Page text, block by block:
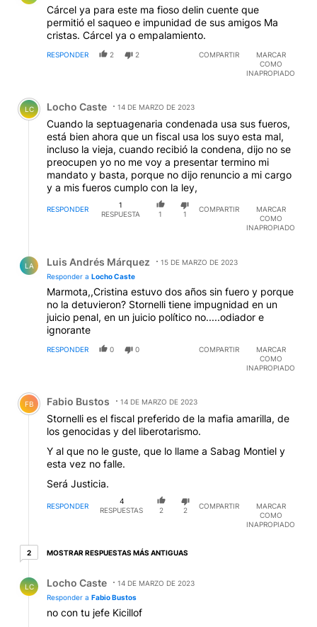
Cárcel ya para este ma fioso delin cuente que
permitió el saqueo e impunidad de sus amigos Ma
cristas. Cárcel ya o empalamiento.
RESPONDER 2 2 COMPARTIR
MARCAR
COMO
INAPROPIADO
Comentario de Locho Caste.
LC Locho Caste 14 DE MARZO DE 2023
Cuando la septuagenaria condenada usa sus fueros,
está bien ahora que un fiscal usa los suyo esta mal,
incluso la vieja, cuando recibió la condena, dijo no se
preocupen yo no me voy a presentar termino mi
mandato y basta, porque no dijo renuncio a mi cargo
y a mis fueros cumplo con la ley,
RESPONDER
1
RESPUESTA
1 1
COMPARTIR
MARCAR
COMO
INAPROPIADO
LA Luis Andrés Márquez
15 DE MARZO DE 2023
Responder a Locho Caste
Marmota,,Cristina estuvo dos años sin fuero y porque
no la detuvieron? Stornelli tiene impugnidad en un
juicio penal, en un juicio político no.....odiador e
ignorante
RESPONDER 0 0 COMPARTIR
MARCAR
COMO
INAPROPIADO
Comentario de Fabio Bustos.
FB Fabio Bustos 14 DE MARZO DE 2023
Stornelli es el fiscal preferido de la mafia amarilla, de
los genocidas y del liberotarismo.
Y al que no le guste, que lo llame a Sabag Montiel y
esta vez no falle.
Será Justicia.
RESPONDER
4
RESPUESTAS
2 2
COMPARTIR
MARCAR
COMO
INAPROPIADO
22 respuestas más antiguas
MOSTRAR RESPUESTAS MÁS ANTIGUAS
LC Locho Caste
14 DE MARZO DE 2023
Responder a Fabio Bustos
no con tu jefe Kicillof